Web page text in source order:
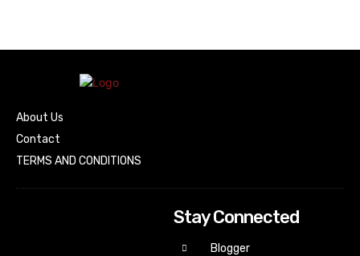
About Us
Contact
TERMS AND CONDITIONS
Stay Connected
Blogger